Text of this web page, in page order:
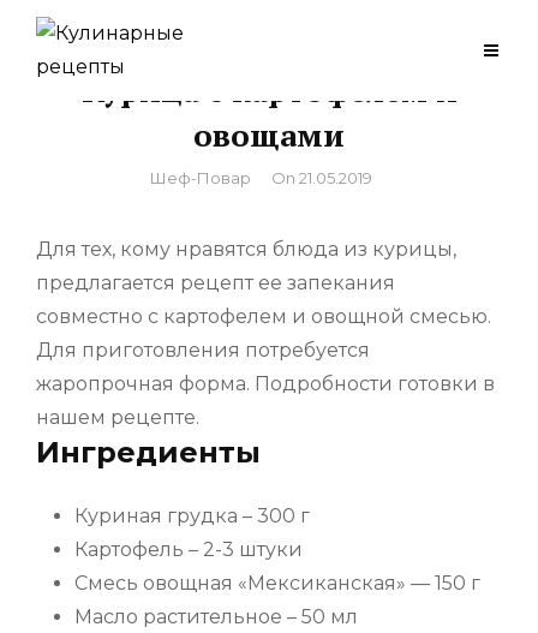
Skip
content Курица с картофелем и
овощами
By
Шеф-Повар On 21.05.2019
Для тех, кому нравятся блюда из курицы,
предлагается рецепт ее запекания
совместно с картофелем и овощной смесью.
Для приготовления потребуется
жаропрочная форма. Подробности готовки в
нашем рецепте.
Ингредиенты
Куриная грудка – 300 г
Картофель – 2-3 штуки
Смесь овощная «Мексиканская» — 150 г
Масло растительное – 50 мл